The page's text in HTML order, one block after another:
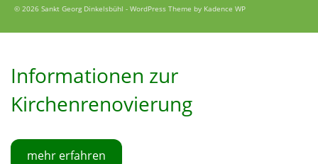
© 2026 Sankt Georg Dinkelsbühl - WordPress Theme by Kadence WP
Informationen zur
Kirchenrenovierung
mehr erfahren